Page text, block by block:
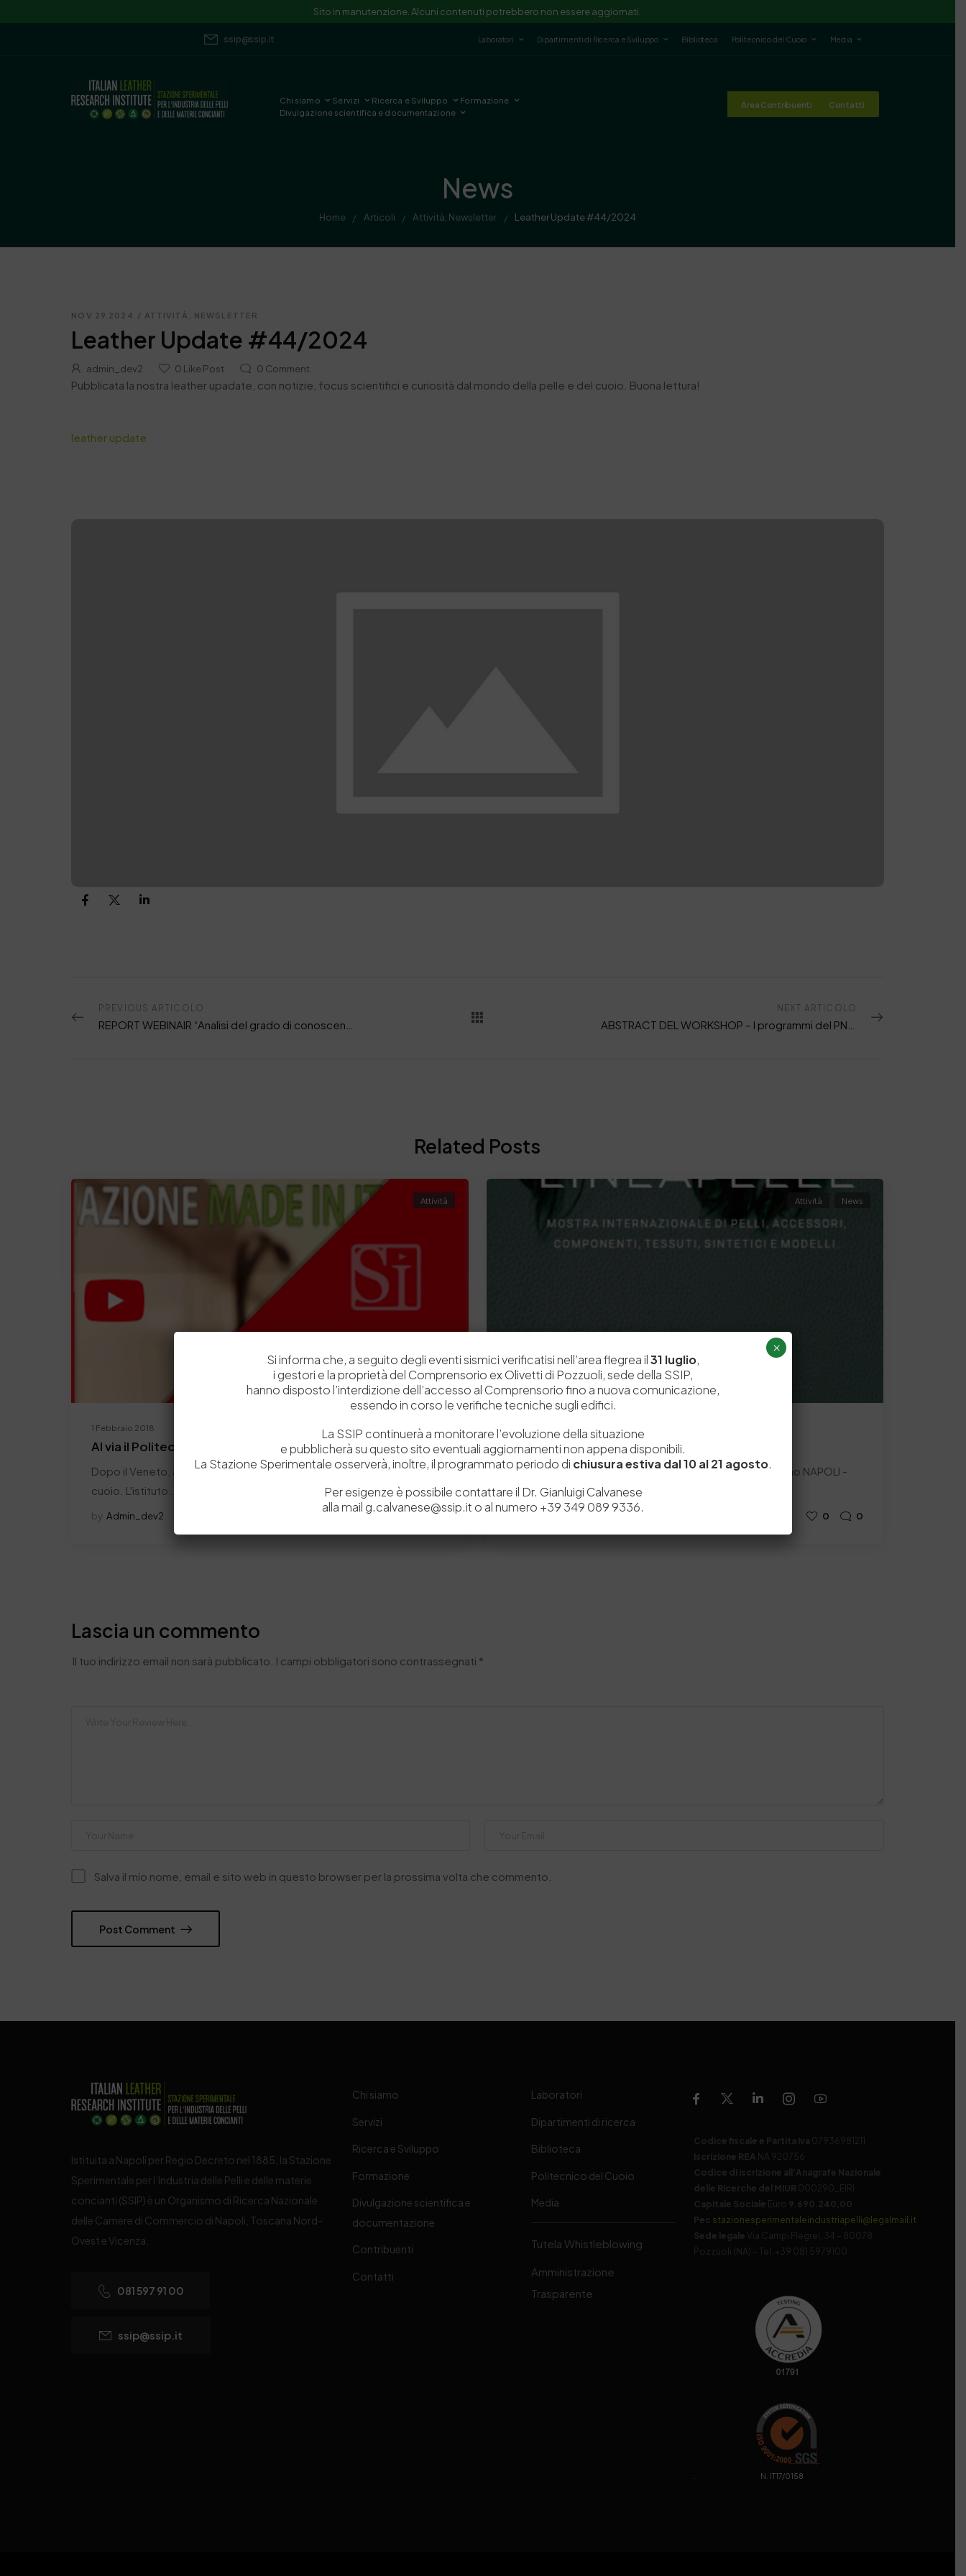
Sito in manutenzione. Alcuni contenuti potrebbero non essere aggiornati.
ssip@ssip.it Laboratori Dipartimenti di Ricerca e Sviluppo Biblioteca Politecnico del Cuoio Media
Chi siamo Servizi Ricerca e Sviluppo
Formazione
Divulgazione scientifica e documentazione
Area Contribuenti Contatti
News
Home / Articoli / Attività Newsletter / Leather Update #44/2024
NOV 29 2024 / ATTIVITÀ NEWSLETTER
Leather Update #44/2024
admin_dev2 0 Like Post 0 Comment
Pubblicata la nostra leather upadate, con notizie, focus scientifici e curiosità dal mondo della pelle e del cuoio. Buona lettura!
leather update
PREVIOUS ARTICOLO NEXT ARTICOLO
Related Posts
1 Febbraio 2018
Attività
Al via il Politecnico del cuoio in Campania
Dopo il Veneto, anche in Campania ha avuto il via il Politecnico del
cuoio. L'istituto…
by Admin_dev2 0 0
15 Febbraio 2018
Attività News
La SSIP in scena a Lineapelle Milano
Il 21 Febbraio convegno sul piano di rilancio dell'Organismo NAPOLI -
La Stazione Sperimentale per l’Industria delle…
by Admin_dev2 0 0
Lascia un commento
Il tuo indirizzo email non sarà pubblicato. I campi obbligatori sono contrassegnati *
Salva il mio nome, email e sito web in questo browser per la prossima volta che commento.
Post Comment
Istituita a Napoli per Regio Decreto nel 1885, la Stazione
Sperimentale per l’Industria delle Pelli e delle materie
concianti (SSIP) è un Organismo di Ricerca Nazionale
delle Camere di Commercio di Napoli, Toscana Nord-
Ovest e Vicenza.
081 597 91 00
ssip@ssip.it
Chi siamo
Servizi
Ricerca e Sviluppo
Formazione
Divulgazione scientifica e
documentazione
Contribuenti
Contatti
Laboratori
Dipartimenti di ricerca
Biblioteca
Politecnico del Cuoio
Media
Tutela Whistleblowing
Amministrazione
Trasparente
Codice fiscale e Partita Iva 07936981211
Iscrizione REA NA 920756
Codice di iscrizione all’Anagrafe Nazionale
delle Ricerche del MIUR 000290_EIRI
Capitale Sociale Euro 9.690.240,00
Pec stazionesperimentaleindustriapelli@legalmail.it
Sede legale
Via Campi Flegrei, 34 – 80078
Pozzuoli (NA) – Tel. +39 081 5979100
. N. IT17/0158
Si informa che, a seguito degli eventi sismici verificatisi nell’area flegrea il31 luglio,
i gestori e la proprietà del Comprensorio ex Olivetti di Pozzuoli, sede della SSIP,
hanno disposto l’interdizione dell’accesso al Comprensorio fino a nuova comunicazione,
essendo in corso le verifiche tecniche sugli edifici.
La SSIP continuerà a monitorare l’evoluzione della situazione
e pubblicherà su questo sito eventuali aggiornamenti non appena disponibili.
La Stazione Sperimentale osserverà, inoltre, il programmato periodo di chiusura estiva dal 10 al 21 agosto.
Per esigenze è possibile contattare il Dr. Gianluigi Calvanese
alla mail g.calvanese@ssip.it o al numero +39 349 089 9336.
×